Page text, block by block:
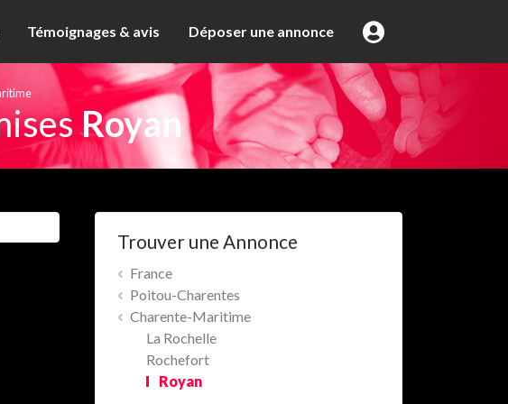
Témoignages & avis Déposer une annonce
Royan
Trouver une Annonce
France
Poitou-Charentes
Charente-Maritime
La Rochelle
Rochefort
Royan